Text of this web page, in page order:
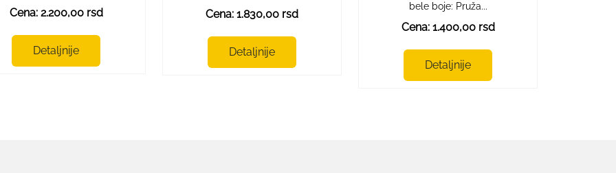
Cena: 2.200,00 rsd
Detaljnije
Cena: 1.830,00 rsd
Detaljnije
bele boje: Pruža...
Cena: 1.400,00 rsd
Detaljnije